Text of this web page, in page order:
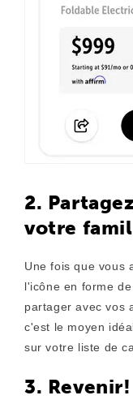
2.
votre
Une fois que vous
l'icône en forme
partager avec vos
c'est le moyen
sur votre liste de
3. Revenir!